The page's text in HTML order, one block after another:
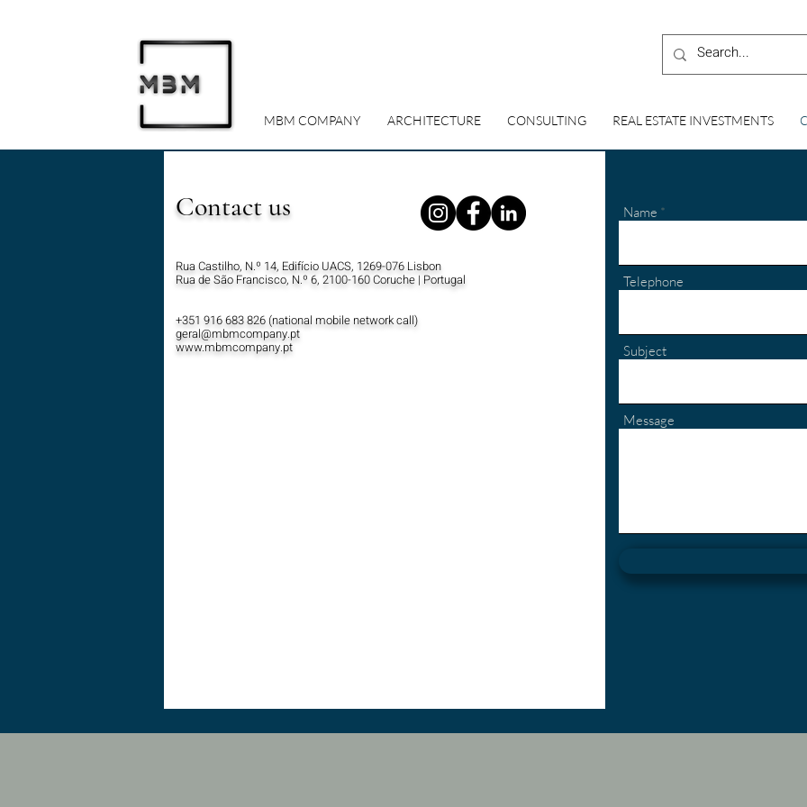
MBM COMPANY ARCHITECTURE CONSULTING REAL ESTATE INVESTMENTS
Contact us
Rua Castilho, N.º 14, Edifício UACS, 1269-076 Lisbon​
Rua de São Francisco, N.º 6, 2100-160 Coruche | Portugal
+351 916 683 826 (national mobile network call)
geral@mbmcompany.pt
www.mbmcompany.pt
Name
Telephone
Subject
Message